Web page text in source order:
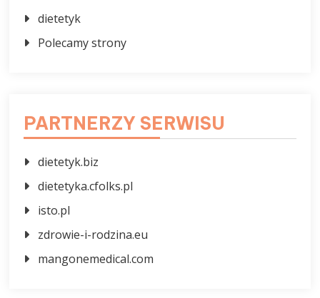
dietetyk
Polecamy strony
PARTNERZY SERWISU
dietetyk.biz
dietetyka.cfolks.pl
isto.pl
zdrowie-i-rodzina.eu
mangonemedical.com